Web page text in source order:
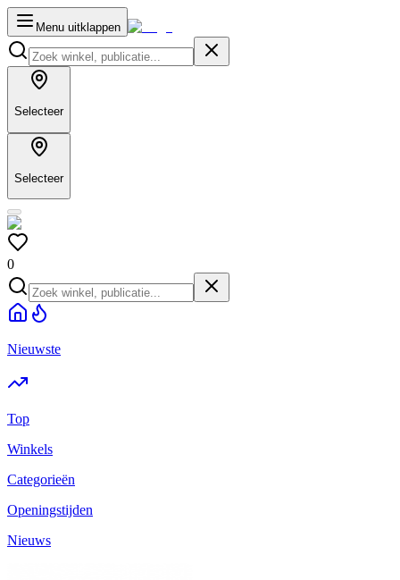
Menu uitklappen
Selecteer
Selecteer
0
Nieuwste
Top
Winkels
Categorieën
Openingstijden
Nieuws